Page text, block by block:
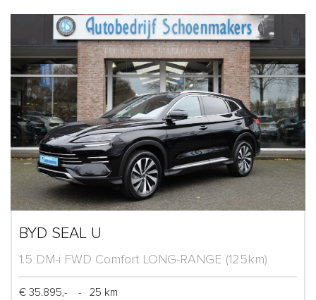
BYD SEAL U
1.5 DM-i FWD Comfort LONG-RANGE (125km)
€ 35.895,- -
25 km